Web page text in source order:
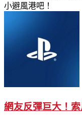
小避風港吧！
網友反彈巨大！